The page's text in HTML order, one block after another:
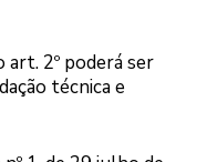
2º poderá ser
técnica e